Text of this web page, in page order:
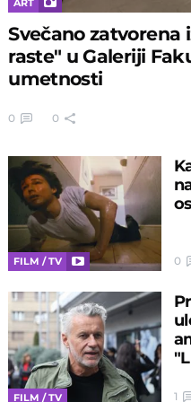
Svečano zatvorena
raste" u Galeriji
umetnosti
0 0
FILM / TV 0
FILM / TV 1